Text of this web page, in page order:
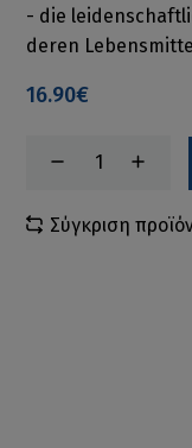
- die
deren
16.90€
Σύγκριση